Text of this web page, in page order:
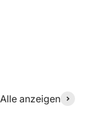
Alle anzeigen